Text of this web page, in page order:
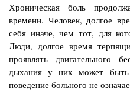
Хроническая боль
времени. Человек, долгое
себя иначе, чем тот, для
Люди, долгое время
проявлять двигательного
дыхания у них может быть
поведение больного не